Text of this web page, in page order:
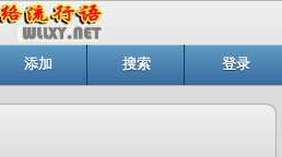
添加 搜索 登录